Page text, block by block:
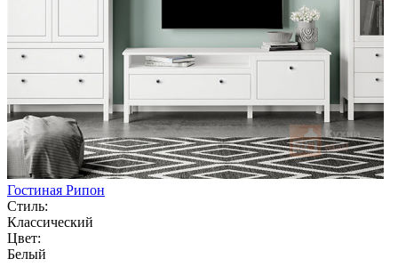
Гостиная Рипон
Стиль:
Классический
Цвет:
Белый